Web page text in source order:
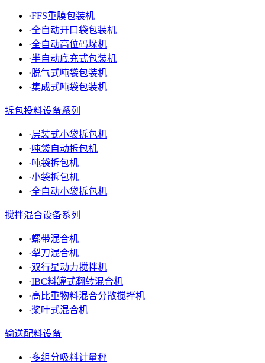
·FFS重膜包装机
·全自动开口袋包装机
·全自动高位码垛机
·半自动底充式包装机
·脱气式吨袋包装机
·集成式吨袋包装机
拆包投料设备系列
·层装式小袋拆包机
·吨袋自动拆包机
·吨袋拆包机
·小袋拆包机
·全自动小袋拆包机
搅拌混合设备系列
·螺带混合机
·犁刀混合机
·双行星动力搅拌机
·IBC料罐式翻转混合机
·高比重物料混合分散搅拌机
·桨叶式混合机
输送配料设备
·多组分吸料计量秤